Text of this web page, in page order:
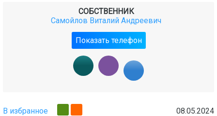
СОБСТВЕННИК
Самойлов Виталий Андреевич
Показать телефон
В избранное 08.05.2024